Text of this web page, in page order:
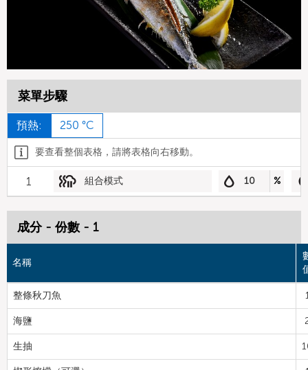
菜單步驟
預熱: 250 °C
要查看整個表格，請將表格向右移動。
1 組合模式 10 %
成分 - 份數 - 1
名稱
整條秋刀魚
海鹽
生抽